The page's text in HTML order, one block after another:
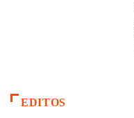
EDITOS